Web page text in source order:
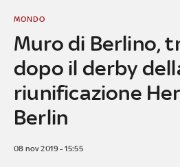
Muro di Berlino,
dopo il derby
riunificazione
Berlin
MONDO
08 nov 2019 - 15:55